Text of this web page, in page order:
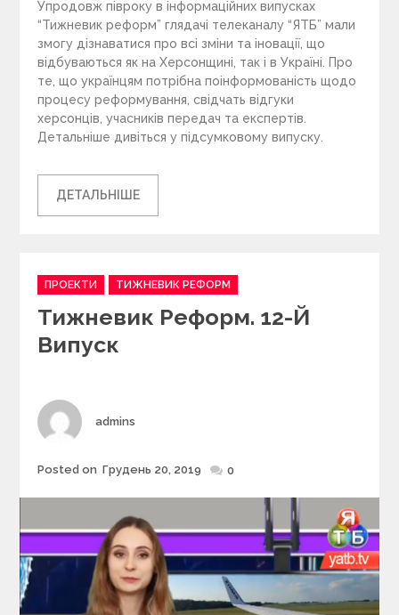
Упродовж півроку в інформаційних випусках
“Тижневик реформ” глядачі телеканалу “ЯТБ” мали
змогу дізнаватися про всі зміни та іновації, що
відбуваються як на Херсонщині, так і в Україні. Про
те, що українцям потрібна поінформованість щодо
процесу реформування, свідчать відгуки
херсонців, учасників передач та експертів.
Детальніше дивіться у підсумковому випуску.
ДЕТАЛЬНІШЕ
C
a
t
e
g
i
e
ПРОЕКТИ ТИЖНЕВИК РЕФОРМ
Тижневик Реформ. 12-Й
Випуск
Author
admins
Posted
Posted on Грудень 20, 2019 0